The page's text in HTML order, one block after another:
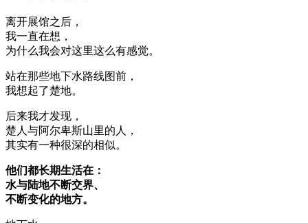
离开展馆之后，
我一直在想，
为什么我会对这里这么有感觉。
站在那些地下水路线图前，
我想起了楚地。
后来我才发现，
楚人与阿尔卑斯山里的人，
其实有一种很深的相似。
他们都长期生活在：
水与陆地不断交界、
不断变化的地方。